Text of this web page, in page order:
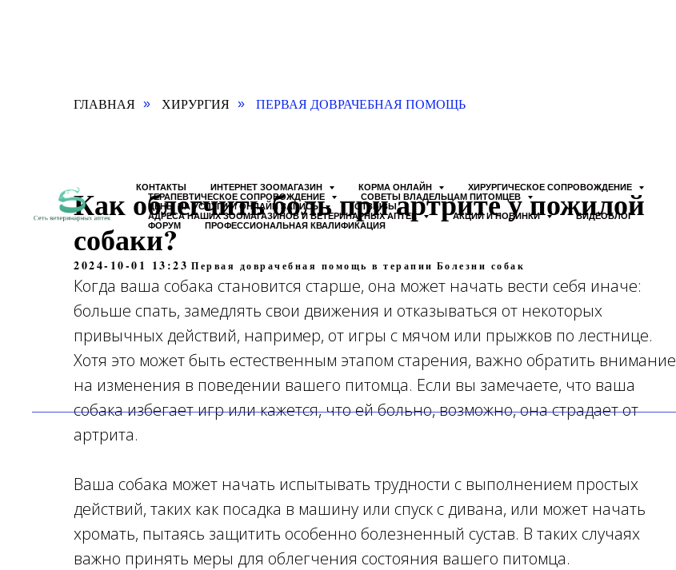
КОНТАКТЫ ИНТЕРНЕТ ЗООМАГАЗИН КОРМА ОНЛАЙН
ХИРУРГИЧЕСКОЕ СОПРОВОЖДЕНИЕ
ТЕРАПЕВТИЧЕСКОЕ СОПРОВОЖДЕНИЕ
СОВЕТЫ ВЛАДЕЛЬЦАМ ПИТОМЦЕВ
ЦЕНЫ НА УСЛУГИ И ОНЛАЙН ЗАПИСЬ
ОТЗЫВЫ
АДРЕСА НАШИХ ЗООМАГАЗИНОВ И ВЕТЕРИНАРНЫХ АПТЕК
АКЦИИ И НОВИНКИ
ВИДЕОБЛОГ
ФОРУМ
ПРОФЕССИОНАЛЬНАЯ КВАЛИФИКАЦИЯ
ГЛАВНАЯ » ХИРУРГИЯ » ПЕРВАЯ ДОВРАЧЕБНАЯ ПОМОЩЬ
Как облегчить боль при артрите у пожилой
собаки?
2024-10-01 13:23 Первая доврачебная помощь в терапии Болезни собак
Когда ваша собака становится старше, она может начать вести себя иначе:
больше спать, замедлять свои движения и отказываться от некоторых
привычных действий, например, от игры с мячом или прыжков по лестнице.
Хотя это может быть естественным этапом старения, важно обратить внимание
на изменения в поведении вашего питомца. Если вы замечаете, что ваша
собака избегает игр или кажется, что ей больно, возможно, она страдает от
артрита.
Ваша собака может начать испытывать трудности с выполнением простых
действий, таких как посадка в машину или спуск с дивана, или может начать
хромать, пытаясь защитить особенно болезненный сустав. В таких случаях
важно принять меры для облегчения состояния вашего питомца.